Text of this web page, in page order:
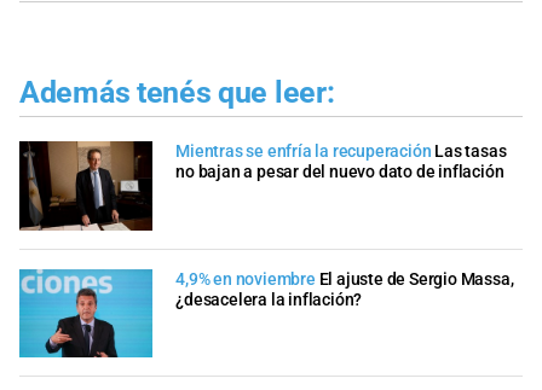
Además tenés que leer:
Mientras se enfría la recuperación Las tasas
no bajan a pesar del nuevo dato de inflación
4,9% en noviembre El ajuste de Sergio Massa,
¿desacelera la inflación?